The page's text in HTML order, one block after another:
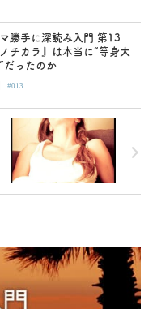
勝手に深読み入門 第13
チカラ』は本当に“等身大
だったのか
#013